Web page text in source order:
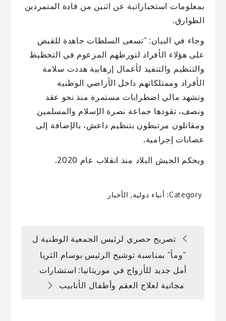
بمعلومات استخباراتية عن اثنين من قادة المتمردين
الطوارق.
وجاء في البيان: “تسعى السلطات جاهدة للقبض
على هؤلاء الأفراد لتورطهم المزعوم في التخطيط
والتنظيم والتنفيذ لأعمال إرهابية هددت سلامة
الأفراد وممتلكاتهم داخل الأراضي الوطنية
وتشهد مالي اضطرابات مستمرة منذ نحو عقد
ونصف، تقودها جماعة نصرة الإسلام والمسلمين
ومقاتلون مرتبطون بتنظيم داعش، بالإضافة إلى
عصابات إجرامية.
ويحكم الجيش البلاد منذ انقلاب عام 2020.
Category: أنباء دولية, الأخبار
تصفّح
المقالات
تصريح حصري لرئيس الجمعية الوطنية ل
“ومأ” بمناسبة توشيح الرئيس بوسام الثريا
أمل جديد للأزواج في موريتانيا: استشارات
مجانية لعلاج العقم وأطفال الأنابيب